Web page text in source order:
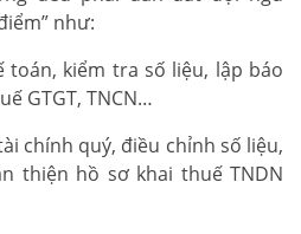
như:
toán, kiểm tra số liệu, lập báo
GTGT, TNCN…
chính quý, điều chỉnh số liệu,
thiện hồ sơ khai thuế TNDN